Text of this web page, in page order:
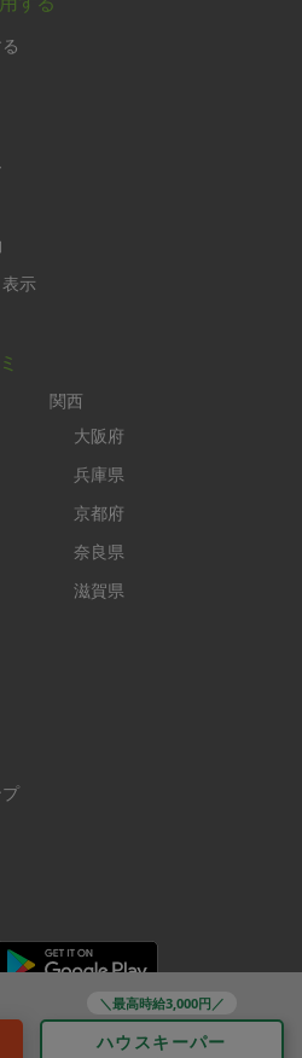
＼最高時給3,000円／
ハウスキーパー
示
関西
大阪府
兵庫県
京都府
奈良県
滋賀県